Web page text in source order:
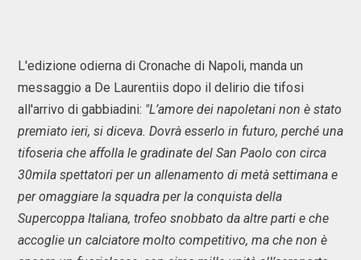
L'edizione odierna di Cronache di Napoli, manda un
messaggio a De Laurentiis dopo il delirio die tifosi
all'arrivo di gabbiadini: "L’amore dei napoletani non è stato
premiato ieri, si diceva. Dovrà esserlo in futuro, perché una
tifoseria che affolla le gradinate del San Paolo con circa
30mila spettatori per un allenamento di metà settimana e
per omaggiare la squadra per la conquista della
Supercoppa Italiana, trofeo snobbato da altre parti e che
accoglie un calciatore molto competitivo, ma che non è